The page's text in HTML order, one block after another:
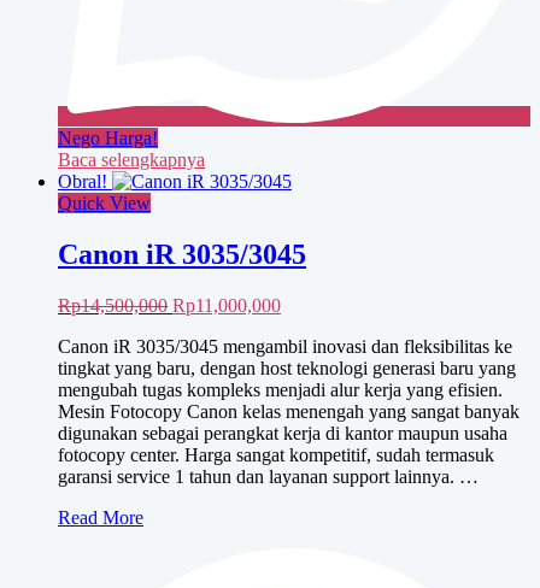
Nego Harga!
Baca selengkapnya
Obral!
Quick View
Canon iR 3035/3045
Rp14,500,000 Harga
adalah:
Rp14,500,000.
Rp11,000,000Harga
ini
adalah:
Rp11,000,000.
Canon iR 3035/3045 mengambil inovasi dan fleksibilitas ke
tingkat yang baru, dengan host teknologi generasi baru yang
mengubah tugas kompleks menjadi alur kerja yang efisien.
Mesin Fotocopy Canon kelas menengah yang sangat banyak
digunakan sebagai perangkat kerja di kantor maupun usaha
fotocopy center. Harga sangat kompetitif, sudah termasuk
garansi service 1 tahun dan layanan support lainnya. …
Canon
Read More